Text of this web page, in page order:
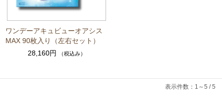
ワンデーアキュビューオアシス
MAX 90枚入り（左右セット）
28,160円
（税込み）
表示件数：1～5 / 5